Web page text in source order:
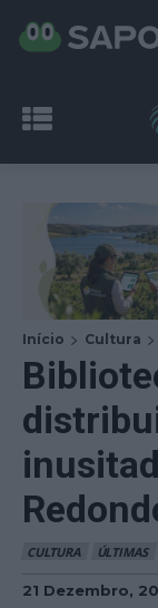
Início Cultura
CULTURA ÚLTIMAS
21 Dezembro,